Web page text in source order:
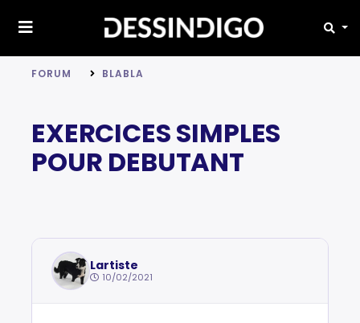
FORUM BLABLA
EXERCICES SIMPLES
POUR DEBUTANT
Lartiste
10/02/2021